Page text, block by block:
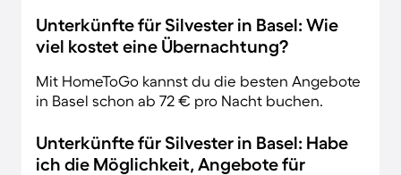
Unterkünfte für Silvester in Basel: Wie
viel kostet eine Übernachtung?
Mit HomeToGo kannst du die besten Angebote
in Basel schon ab 72 € pro Nacht buchen.
Unterkünfte für Silvester in Basel: Habe
ich die Möglichkeit, Angebote für